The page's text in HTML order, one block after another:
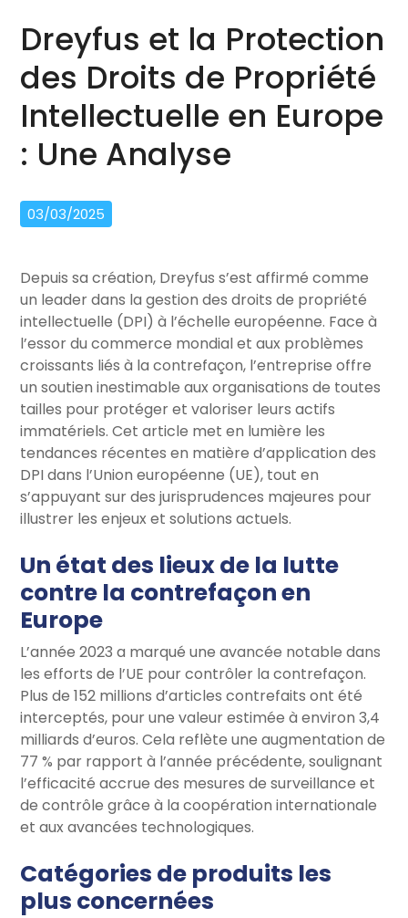
Dreyfus et la Protection
des Droits de Propriété
Intellectuelle en Europe
: Une Analyse
03/03/2025
Depuis sa création, Dreyfus s’est affirmé comme
un leader dans la gestion des droits de propriété
intellectuelle (DPI) à l’échelle européenne. Face à
l’essor du commerce mondial et aux problèmes
croissants liés à la contrefaçon, l’entreprise offre
un soutien inestimable aux organisations de toutes
tailles pour protéger et valoriser leurs actifs
immatériels. Cet article met en lumière les
tendances récentes en matière d’application des
DPI dans l’Union européenne (UE), tout en
s’appuyant sur des jurisprudences majeures pour
illustrer les enjeux et solutions actuels.
Un état des lieux de la lutte
contre la contrefaçon en
Europe
L’année 2023 a marqué une avancée notable dans
les efforts de l’UE pour contrôler la contrefaçon.
Plus de 152 millions d’articles contrefaits ont été
interceptés, pour une valeur estimée à environ 3,4
milliards d’euros. Cela reflète une augmentation de
77 % par rapport à l’année précédente, soulignant
l’efficacité accrue des mesures de surveillance et
de contrôle grâce à la coopération internationale
et aux avancées technologiques.
Catégories de produits les
plus concernées